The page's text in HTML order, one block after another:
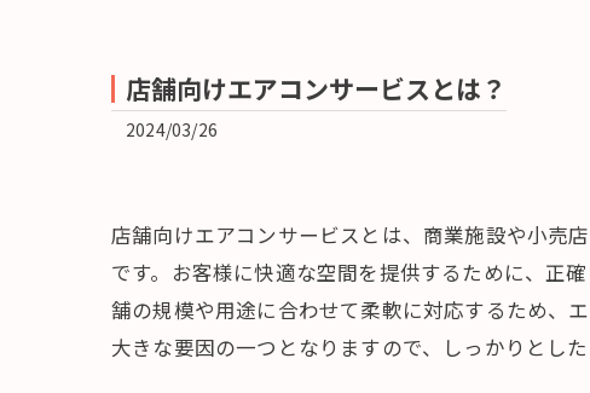
店舗向けエアコンサービスとは？
2024/03/26
店舗向けエアコンサービスとは、商業施設や小売
です。お客様に快適な空間を提供するために、正
舗の規模や用途に合わせて柔軟に対応するため、
大きな要因の一つとなりますので、しっかりとし